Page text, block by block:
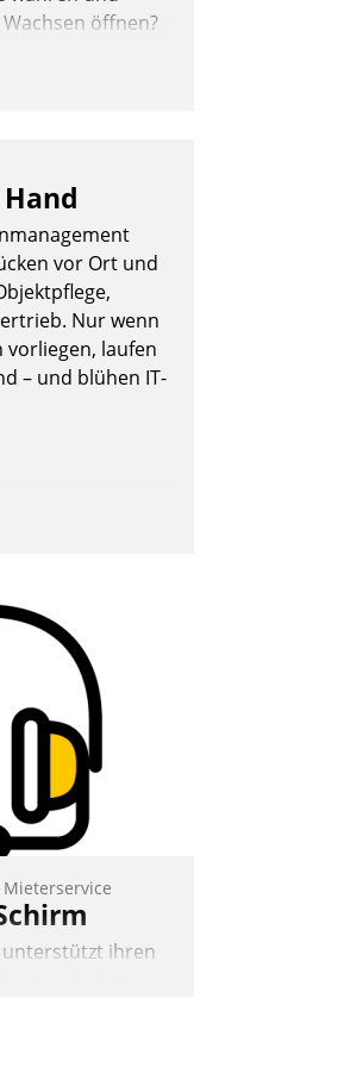
öffnen?
vor Ort und
Nur wenn
laufen
– und blühen IT-
unterstützt ihren